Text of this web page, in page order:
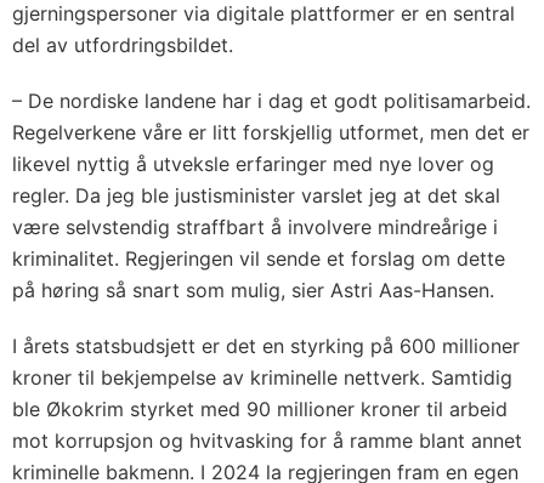
gjerningspersoner via digitale plattformer er en sentral
del av utfordringsbildet.
– De nordiske landene har i dag et godt politisamarbeid.
Regelverkene våre er litt forskjellig utformet, men det er
likevel nyttig å utveksle erfaringer med nye lover og
regler. Da jeg ble justisminister varslet jeg at det skal
være selvstendig straffbart å involvere mindreårige i
kriminalitet. Regjeringen vil sende et forslag om dette
på høring så snart som mulig, sier Astri Aas-Hansen.
I årets statsbudsjett er det en styrking på 600 millioner
kroner til bekjempelse av kriminelle nettverk. Samtidig
ble Økokrim styrket med 90 millioner kroner til arbeid
mot korrupsjon og hvitvasking for å ramme blant annet
kriminelle bakmenn. I 2024 la regjeringen fram en egen